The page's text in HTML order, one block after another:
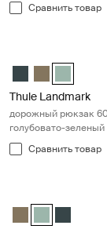
Сравнить товар
Thule Landmark
ThuleThule
Thule Landmark
дорожный рюкзак
голубовато-зеленый
Сравнить товар
Thule Landmark
ThuleThule